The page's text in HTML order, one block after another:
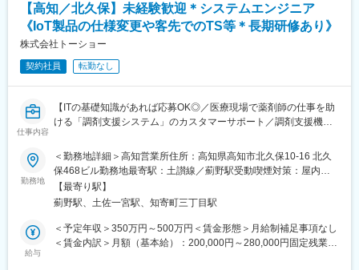
■会社概要
https://www.youtube.com/watch?v=Ge4KiEjNYaM
■採用サイト内動画ページ
https://trim-saiyo.jp/movie/
変更の範囲：会社の定める業務
・スタッフの採用・指導・育成
・各種プロジェクトへの参加
※担当エリアは選考時の希望を考慮の上、決定します。
【入社直後の流れ】
す。
■入社～1カ月目
格取得。なお、資格取得のための費用は当社負担となります。
■1～3か月目
・OJTを受けながら日勤・夜勤両方の介護現場での業務をお任せ
します。
※研修終了後は現場業務は無くなるため日勤のみ
■3～6か月目
・マネージャー業務を学んでいただきます。ピープルマネジメン
【高知／北久保】未経験歓迎＊システムエンジニア
《IoT製品の仕様変更や客先でのTS等＊長期研修あり》
株式会社トーショー
契約社員 転勤なし
仕事内容
【ITの基礎知識があれば応募OK◎／医療現場で薬剤師の仕事を助
ける「調剤支援システム」のカスタマーサポート／調剤支援機
【はじめに】
当ポジションは自社販売している大型IoT製品や薬剤システムの運
用～保守を担うシステムエンジニア職となっております。未経験
からチャレンジできる事に加えて、メーカー直雇用という貴重な
求人となっております。IT領域へキャリアチェンジされたい方歓
迎しております！
勤務地
＜勤務地詳細＞高知営業所住所：高知県高知市北久保10-16 北久
保468ビル勤務地最寄駅：土讃線／薊野駅受動喫煙対策：屋内全
面禁煙変更の範囲：会社の定める事業所（リモートワーク含む）
【最寄り駅】
薊野駅、土佐一宮駅、知寄町三丁目駅
給与
＜予定年収＞350万円～500万円＜賃金形態＞月給制補足事項なし
＜賃金内訳＞月額（基本給）：200,000円～280,000円固定残業手